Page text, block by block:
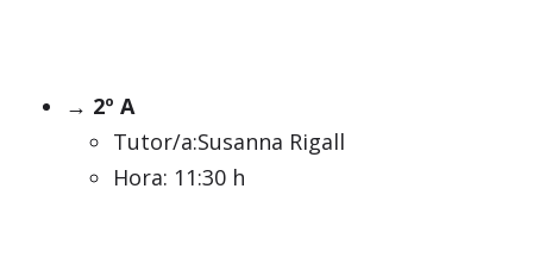
→ 2º A
Tutor/a:Susanna Rigall
Hora: 11:30 h